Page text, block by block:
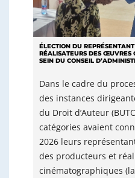
ÉLECTION DU
RÉALISATEURS DES ŒUVRES
SEIN DU CONSEIL
Dans le cadre du
des instances
du Droit d’Auteur
catégories avaient
2026 leurs
des producteurs et
cinématographiques